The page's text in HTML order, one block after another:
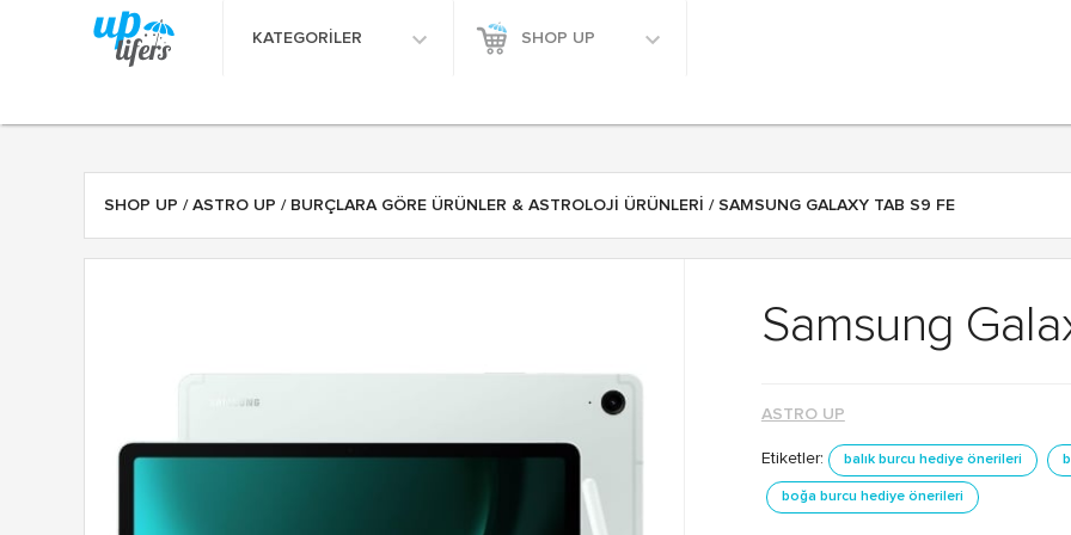
KATEGORİLER SHOP UP
SHOP UP / ASTRO UP / BURÇLARA GÖRE ÜRÜNLER & ASTROLOJI ÜRÜNLERI / SAMSUNG GALAXY TAB S9 FE
Samsung
ASTRO UP
Etiketler: balık burcu hediye önerileri
boğa burcu hediye önerileri